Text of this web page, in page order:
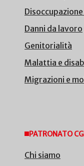
Danni da lavoro
Genitorialità
Malattia e
Migrazioni e
PATRONATO
Chi siamo